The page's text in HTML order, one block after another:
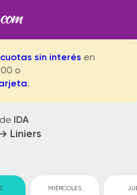
sin interés en
o
.
IDA
Liniers
MIÉRCOLES